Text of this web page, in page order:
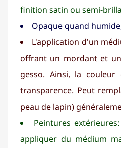
finition satin ou semi-
Opaque quand
L'application d'un
offrant un mordant et
gesso. Ainsi, la
transparence. Peut
peau de lapin)
Peintures
appliquer du médium